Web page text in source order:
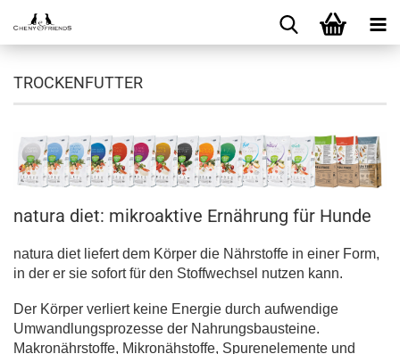
TROCKENFUTTER
natura diet: mikroaktive Ernährung für Hunde
natura diet liefert dem Körper die Nährstoffe in einer Form,
in der er sie sofort für den Stoffwechsel nutzen kann.
Der Körper verliert keine Energie durch aufwendige
Umwandlungsprozesse der Nahrungsbausteine.
Makronährstoffe, Mikronähstoffe, Spurenelemente und